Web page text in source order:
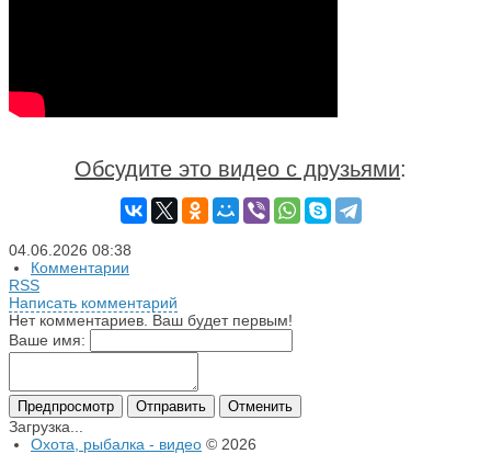
Обсудите это видео с друзьями:
04.06.2026 08:38
Комментарии
RSS
Написать комментарий
Нет комментариев. Ваш будет первым!
Ваше имя:
Загрузка...
Охота, рыбалка - видео © 2026